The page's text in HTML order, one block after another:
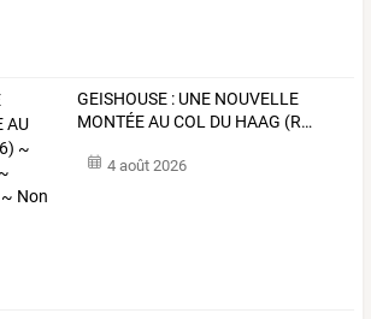
GEISHOUSE : UNE NOUVELLE
MONTÉEAUCOL DU HAAG (R…
4 août 2026